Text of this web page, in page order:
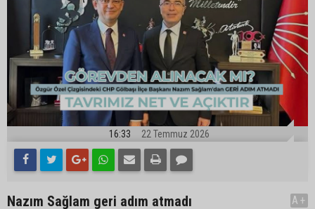
16:33 22 Temmuz 2026
Nazım Sağlam geri adım atmadı
A+